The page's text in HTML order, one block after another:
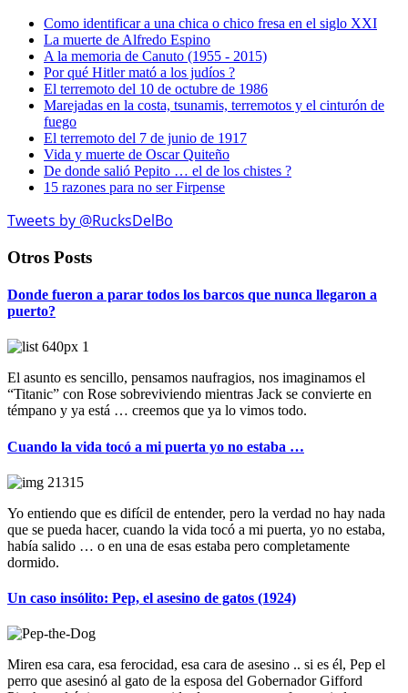
Como identificar a una chica o chico fresa en el siglo XXI
La muerte de Alfredo Espino
A la memoria de Canuto (1955 - 2015)
Por qué Hitler mató a los judíos ?
El terremoto del 10 de octubre de 1986
Marejadas en la costa, tsunamis, terremotos y el cinturón de
fuego
El terremoto del 7 de junio de 1917
Vida y muerte de Oscar Quiteño
De donde salió Pepito … el de los chistes ?
15 razones para no ser Firpense
Tweets by @RucksDelBo
Otros Posts
Donde fueron a parar todos los barcos que nunca llegaron a
puerto?
El asunto es sencillo, pensamos naufragios, nos imaginamos el
“Titanic” con Rose sobreviviendo mientras Jack se convierte en
témpano y ya está … creemos que ya lo vimos todo.
Cuando la vida tocó a mi puerta yo no estaba …
Yo entiendo que es difícil de entender, pero la verdad no hay nada
que se pueda hacer, cuando la vida tocó a mi puerta, yo no estaba,
había salido … o en una de esas estaba pero completamente
dormido.
Un caso insólito: Pep, el asesino de gatos (1924)
Miren esa cara, esa ferocidad, esa cara de asesino .. si es él, Pep el
perro que asesinó al gato de la esposa del Gobernador Gifford